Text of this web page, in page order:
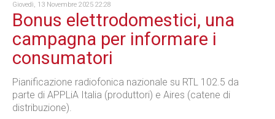
Giovedì, 13 Novembre 2025 22:28
Bonus elettrodomestici, una
campagna per informare i
consumatori
Pianificazione radiofonica nazionale su RTL 102.5 da
parte di APPLiA Italia (produttori) e Aires (catene di
distribuzione).